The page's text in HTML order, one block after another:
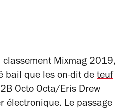
classement Mixmag 2019,
bail que les on-dit de teuf
Octo Octa/Eris Drew
électronique. Le passage